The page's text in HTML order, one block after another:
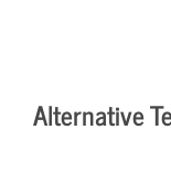
Alternative